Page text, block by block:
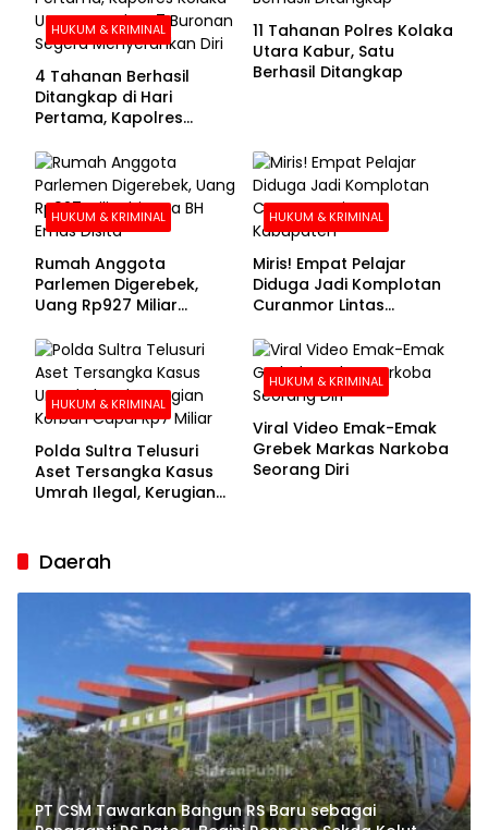
HUKUM & KRIMINAL
4 Tahanan Berhasil
Ditangkap di Hari
Pertama, Kapolres
Buronan Segera
Menyerahkan Diri
11 Tahanan Polres Kolaka
Utara Kabur, Satu
Berhasil Ditangkap
HUKUM & KRIMINAL
Rumah Anggota
Parlemen Digerebek,
Uang Rp927 Miliar
HUKUM & KRIMINAL
Miris! Empat Pelajar
Diduga Jadi Komplotan
Curanmor Lintas
HUKUM & KRIMINAL
Polda Sultra Telusuri
Aset Tersangka Kasus
Umrah Ilegal, Kerugian
HUKUM & KRIMINAL
Viral Video Emak-Emak
Grebek Markas Narkoba
Seorang Diri
Daerah
PT CSM Tawarkan Bangun RS Baru sebagai